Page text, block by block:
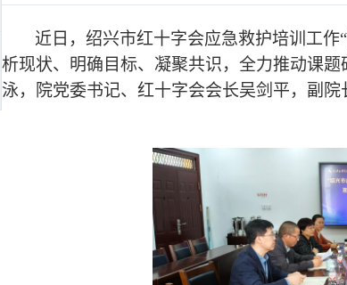
近日，绍兴市红十字会应急救护培训工作
析现状、明确目标、凝聚共识，全力推动课
泳，院党委书记、红十字会会长吴剑平，副